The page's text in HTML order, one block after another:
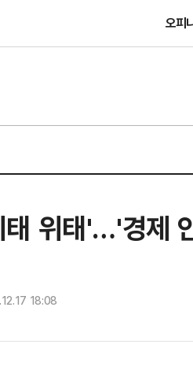
오피
위태'…'경제
18:08